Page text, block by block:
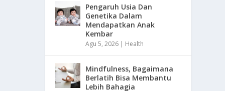
Pengaruh Usia Dan
Genetika Dalam
Mendapatkan Anak
Kembar
Agu 5, 2026 | Health
Mindfulness, Bagaimana
Berlatih Bisa Membantu
Lebih Bahagia